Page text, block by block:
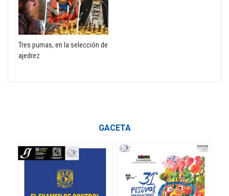
Tres pumas, en la selección de
ajedrez
GACETA